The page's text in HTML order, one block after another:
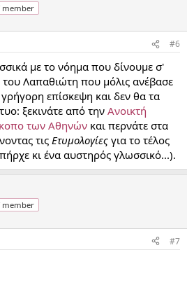
member
#6
με το νόημα που δίνουμε σ'
του Λαπαθιώτη που μόλις ανέβασε
επίσκεψη και δεν θα τα
ξεκινάτε από την Ανοικτή
των Αθηνών και περνάτε στα
τις Ετυμολογίες για το τέλος
κι ένα αυστηρός γλωσσικό...).
member
#7